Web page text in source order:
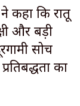
कहा कि रातू
और बड़ी
सोच
का